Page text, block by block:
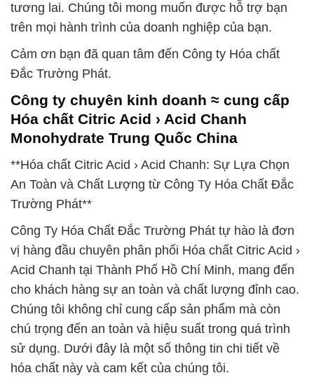
tương lai. Chúng tôi mong muốn được hỗ trợ bạn
trên mọi hành trình của doanh nghiệp của bạn.
Cảm ơn bạn đã quan tâm đến Công ty Hóa chất
Đắc Trường Phát.
Công ty chuyên kinh doanh ≈ cung cấp
Hóa chất Citric Acid › Acid Chanh
Monohydrate Trung Quốc China
**Hóa chất Citric Acid › Acid Chanh: Sự Lựa Chọn
An Toàn và Chất Lượng từ Công Ty Hóa Chất Đắc
Trường Phát**
Công Ty Hóa Chất Đắc Trường Phát tự hào là đơn
vị hàng đầu chuyên phân phối Hóa chất Citric Acid ›
Acid Chanh tại Thành Phố Hồ Chí Minh, mang đến
cho khách hàng sự an toàn và chất lượng đỉnh cao.
Chúng tôi không chỉ cung cấp sản phẩm mà còn
chú trọng đến an toàn và hiệu suất trong quá trình
sử dụng. Dưới đây là một số thông tin chi tiết về
hóa chất này và cam kết của chúng tôi.